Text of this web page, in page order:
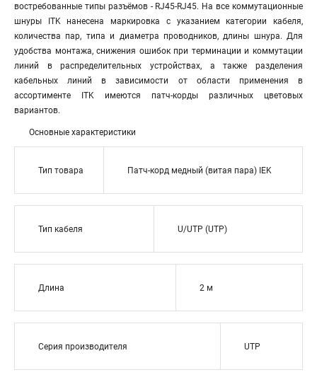
востребованные типы разъёмов - RJ45-RJ45. На все коммутационные
шнуры ITK нанесена маркировка с указанием категории кабеля,
количества пар, типа и диаметра проводников, длины шнура. Для
удобства монтажа, снижения ошибок при терминации и коммутации
линий в распределительных устройствах, а также разделения
кабельных линий в зависимости от области применения в
ассортименте ITK имеются патч-корды различных цветовых
вариантов.
Основные характеристики
Тип товара Патч-корд медный (витая пара) IEK
Тип кабеля U/UTP (UTP)
Длина 2 м
Серия производителя UTP